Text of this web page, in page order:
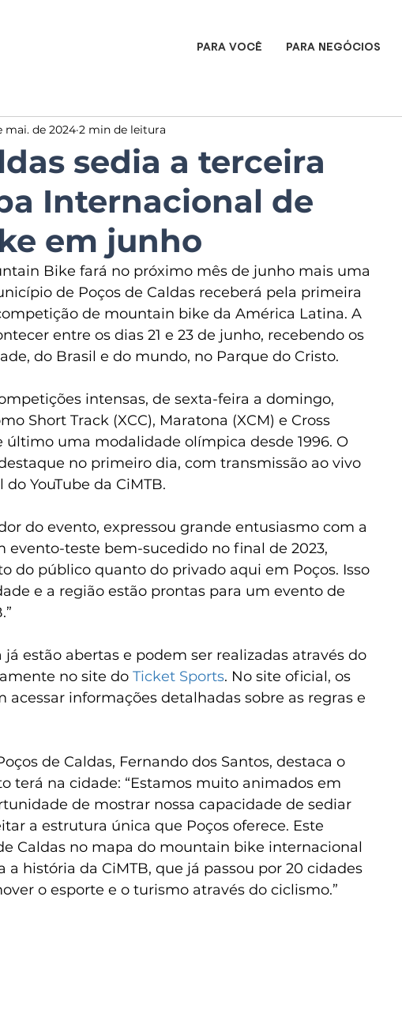
PARA VOCÊ PARA NEGÓCIOS
sedia a terceira
Internacional de
em junho
mai. de 2024 2 min de leitura
Bike fará no próximo mês de junho mais uma
de Poços de Caldas receberá pela primeira
de mountain bike da América Latina. A
entre os dias 21 e 23 de junho, recebendo os
do Brasil e do mundo, no Parque do Cristo.
intensas, de sexta-feira a domingo,
Short Track (XCC), Maratona (XCM) e Cross
último uma modalidade olímpica desde 1996. O
no primeiro dia, com transmissão ao vivo
YouTube da CiMTB.
do evento, expressou grande entusiasmo com a
evento-teste bem-sucedido no final de 2023,
do público quanto do privado aqui em Poços. Isso
e a região estão prontas para um evento de
estão abertas e podem ser realizadas através do
no site do Ticket Sports. No site oficial, os
informações detalhadas sobre as regras e
de Caldas, Fernando dos Santos, destaca o
terá na cidade: “Estamos muito animados em
de mostrar nossa capacidade de sediar
a estrutura única que Poços oferece. Este
Caldas no mapa do mountain bike internacional
história da CiMTB, que já passou por 20 cidades
o esporte e o turismo através do ciclismo.”